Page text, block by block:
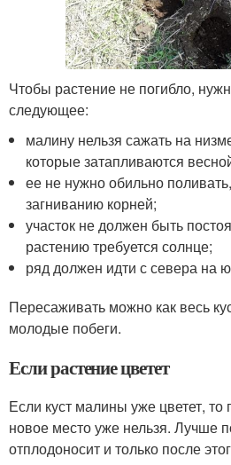
Чтобы растение не погибло,
следующее:
малину нельзя сажать на
которые затапливаются
ее не нужно обильно
загниванию корней;
участок не должен быть
растению требуется солнце;
ряд должен идти с севера на
Пересаживать можно как весь
молодые побеги.
Если растение цветет
Если куст малины уже цветет, то
новое место уже нельзя. Лучше
отплодоносит и только после